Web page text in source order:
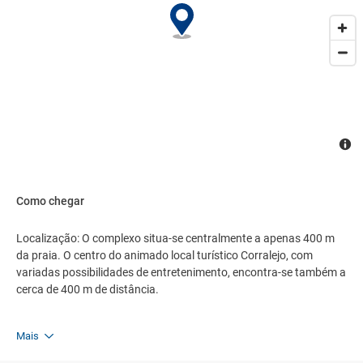
Como chegar
Localização: O complexo situa-se centralmente a apenas 400 m
da praia. O centro do animado local turístico Corralejo, com
variadas possibilidades de entretenimento, encontra-se também a
cerca de 400 m de distância.
Mais